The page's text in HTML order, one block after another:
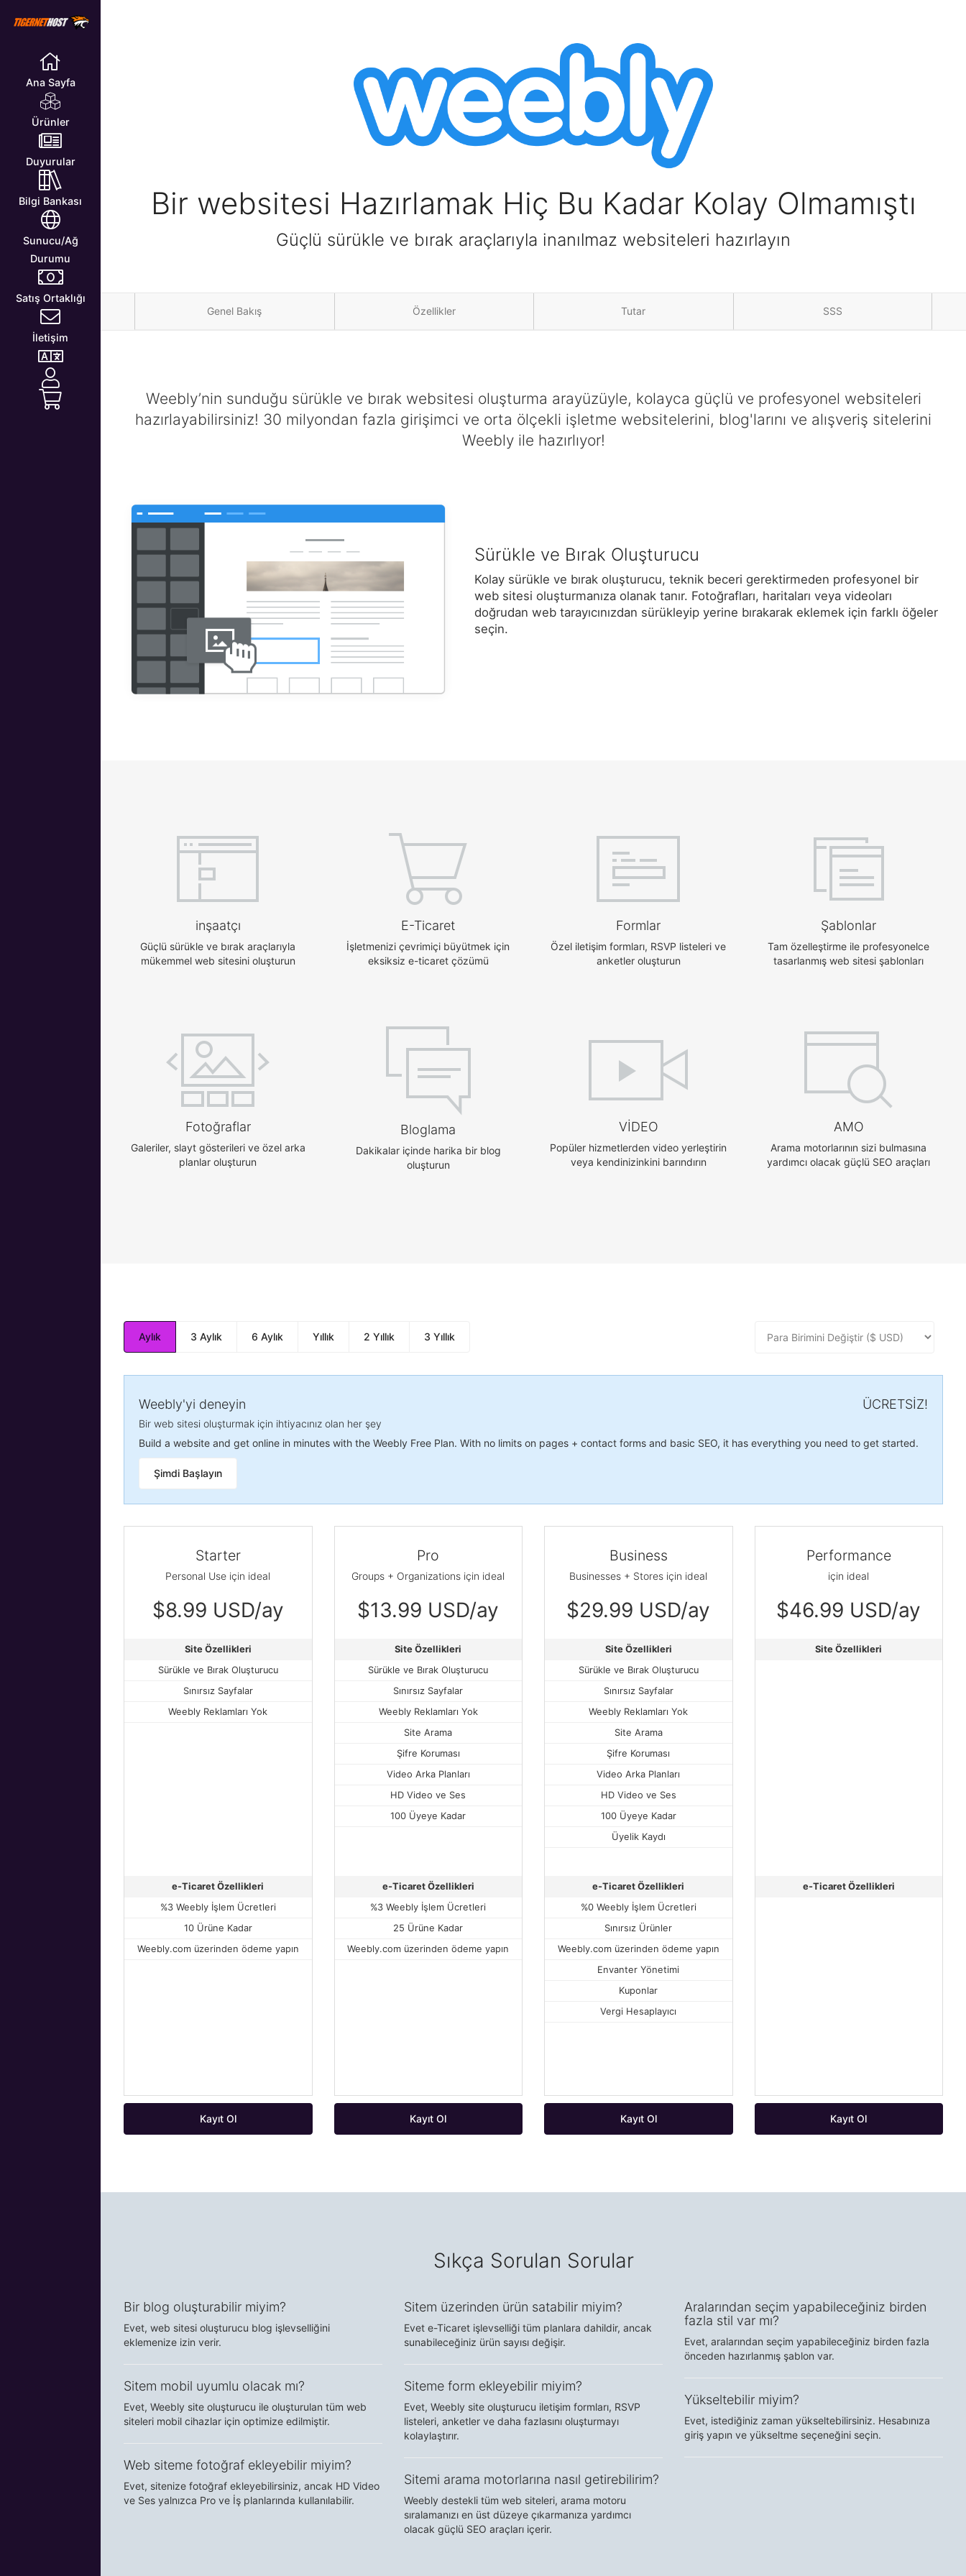
Ana Sayfa
Ürünler
Duyurular
Bilgi Bankası
Sunucu/Ağ
Durumu
Satış Ortaklığı
İletişim
Bir websitesi Hazırlamak Hiç Bu Kadar Kolay Olmamıştı
Güçlü sürükle ve bırak araçlarıyla inanılmaz websiteleri hazırlayın
Genel Bakış Özellikler Tutar SSS
Weebly’nin sunduğu sürükle ve bırak websitesi oluşturma arayüzüyle, kolayca güçlü ve profesyonel websiteleri
hazırlayabilirsiniz! 30 milyondan fazla girişimci ve orta ölçekli işletme websitelerini, blog'larını ve alışveriş sitelerini
Weebly ile hazırlıyor!
Sürükle ve Bırak Oluşturucu
Kolay sürükle ve bırak oluşturucu, teknik beceri gerektirmeden profesyonel bir
web sitesi oluşturmanıza olanak tanır. Fotoğrafları, haritaları veya videoları
doğrudan web tarayıcınızdan sürükleyip yerine bırakarak eklemek için farklı öğeler
seçin.
inşaatçı
Güçlü sürükle ve bırak araçlarıyla
mükemmel web sitesini oluşturun
E-Ticaret
İşletmenizi çevrimiçi büyütmek için
eksiksiz e-ticaret çözümü
Formlar
Özel iletişim formları, RSVP listeleri ve
anketler oluşturun
Şablonlar
Tam özelleştirme ile profesyonelce
tasarlanmış web sitesi şablonları
Fotoğraflar
Galeriler, slayt gösterileri ve özel arka
planlar oluşturun
Bloglama
Dakikalar içinde harika bir blog
oluşturun
VİDEO
Popüler hizmetlerden video yerleştirin
veya kendinizinkini barındırın
AMO
Arama motorlarının sizi bulmasına
yardımcı olacak güçlü SEO araçları
Aylık 3 Aylık 6 Aylık Yıllık 2 Yıllık 3 Yıllık
ÜCRETSİZ!
Weebly'yi deneyin
Bir web sitesi oluşturmak için ihtiyacınız olan her şey
Build a website and get online in minutes with the Weebly Free Plan. With no limits on pages + contact forms and basic SEO, it has everything you need to get started.
Şimdi Başlayın
Starter
Personal Use için ideal
$8.99 USD/ay
Site Özellikleri
Sürükle ve Bırak Oluşturucu
Sınırsız Sayfalar
Weebly Reklamları Yok
e-Ticaret Özellikleri
%3 Weebly İşlem Ücretleri
10 Ürüne Kadar
Weebly.com üzerinden ödeme yapın
Kayıt Ol
Pro
Groups + Organizations için ideal
$13.99 USD/ay
Site Özellikleri
Sürükle ve Bırak Oluşturucu
Sınırsız Sayfalar
Weebly Reklamları Yok
Site Arama
Şifre Koruması
Video Arka Planları
HD Video ve Ses
100 Üyeye Kadar
e-Ticaret Özellikleri
%3 Weebly İşlem Ücretleri
25 Ürüne Kadar
Weebly.com üzerinden ödeme yapın
Kayıt Ol
Business
Businesses + Stores için ideal
$29.99 USD/ay
Site Özellikleri
Sürükle ve Bırak Oluşturucu
Sınırsız Sayfalar
Weebly Reklamları Yok
Site Arama
Şifre Koruması
Video Arka Planları
HD Video ve Ses
100 Üyeye Kadar
Üyelik Kaydı
e-Ticaret Özellikleri
%0 Weebly İşlem Ücretleri
Sınırsız Ürünler
Weebly.com üzerinden ödeme yapın
Envanter Yönetimi
Kuponlar
Vergi Hesaplayıcı
Kayıt Ol
Performance
için ideal
$46.99 USD/ay
Site Özellikleri
e-Ticaret Özellikleri
Kayıt Ol
Sıkça Sorulan Sorular
Bir blog oluşturabilir miyim?
Evet, web sitesi oluşturucu blog işlevselliğini
eklemenize izin verir.
Sitem mobil uyumlu olacak mı?
Evet, Weebly site oluşturucu ile oluşturulan tüm web
siteleri mobil cihazlar için optimize edilmiştir.
Web siteme fotoğraf ekleyebilir miyim?
Evet, sitenize fotoğraf ekleyebilirsiniz, ancak HD Video
ve Ses yalnızca Pro ve İş planlarında kullanılabilir.
Sitem üzerinden ürün satabilir miyim?
Evet e-Ticaret işlevselliği tüm planlara dahildir, ancak
sunabileceğiniz ürün sayısı değişir.
Siteme form ekleyebilir miyim?
Evet, Weebly site oluşturucu iletişim formları, RSVP
listeleri, anketler ve daha fazlasını oluşturmayı
kolaylaştırır.
Sitemi arama motorlarına nasıl getirebilirim?
Weebly destekli tüm web siteleri, arama motoru
sıralamanızı en üst düzeye çıkarmanıza yardımcı
olacak güçlü SEO araçları içerir.
Aralarından seçim yapabileceğiniz birden
fazla stil var mı?
Evet, aralarından seçim yapabileceğiniz birden fazla
önceden hazırlanmış şablon var.
Yükseltebilir miyim?
Evet, istediğiniz zaman yükseltebilirsiniz. Hesabınıza
giriş yapın ve yükseltme seçeneğini seçin.